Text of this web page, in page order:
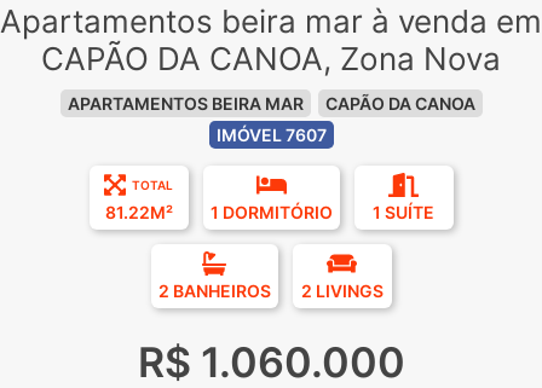
Apartamentos beira mar à venda em
CAPÃO DA CANOA, Zona Nova
APARTAMENTOS BEIRA MAR
CAPÃO DA CANOA
IMÓVEL 7607
TOTAL
81.22M² 1 DORMITÓRIO 1 SUÍTE
2 BANHEIROS 2 LIVINGS
R$ 1.060.000